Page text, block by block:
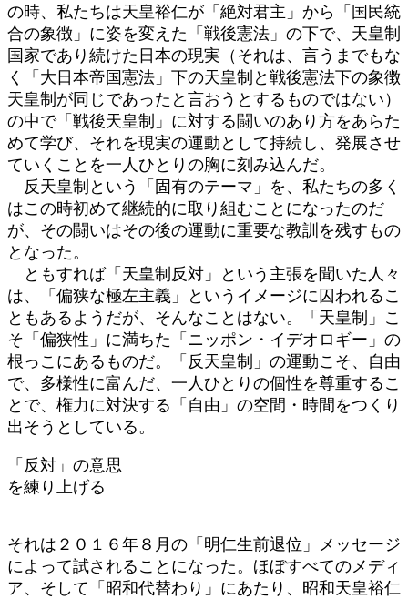
の時、私たちは天皇裕仁が「絶対君主」から「国民統
合の象徴」に姿を変えた「戦後憲法」の下で、天皇制
国家であり続けた日本の現実（それは、言うまでもな
く「大日本帝国憲法」下の天皇制と戦後憲法下の象徴
天皇制が同じであったと言おうとするものではない）
の中で「戦後天皇制」に対する闘いのあり方をあらた
めて学び、それを現実の運動として持続し、発展させ
ていくことを一人ひとりの胸に刻み込んだ。
反天皇制という「固有のテーマ」を、私たちの多く
はこの時初めて継続的に取り組むことになったのだ
が、その闘いはその後の運動に重要な教訓を残すもの
となった。
ともすれば「天皇制反対」という主張を聞いた人々
は、「偏狭な極左主義」というイメージに囚われるこ
ともあるようだが、そんなことはない。「天皇制」こ
そ「偏狭性」に満ちた「ニッポン・イデオロギー」の
根っこにあるものだ。「反天皇制」の運動こそ、自由
で、多様性に富んだ、一人ひとりの個性を尊重するこ
とで、権力に対決する「自由」の空間・時間をつくり
出そうとしている。
「反対」の意思
を練り上げる
それは２０１６年８月の「明仁生前退位」メッセージ
によって試されることになった。ほぼすべてのメディ
ア、そして「昭和代替わり」にあたり、昭和天皇裕仁